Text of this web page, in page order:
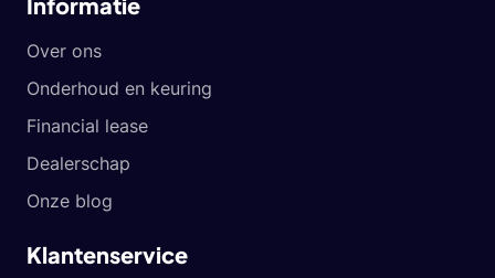
Over ons
Onderhoud en keuring
Financial lease
Dealerschap
Onze blog
Klantenservice